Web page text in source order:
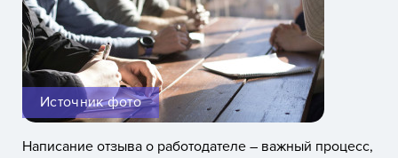
Источник фото
Написание отзыва о работодателе – важный процесс,